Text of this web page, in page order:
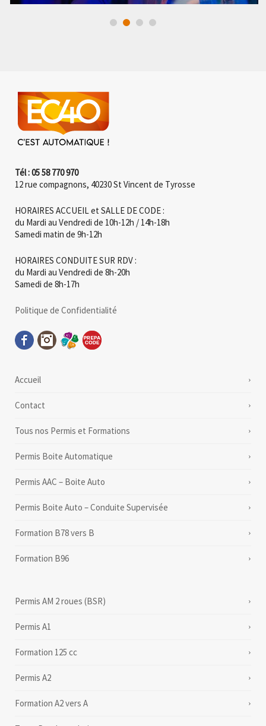
Tél : 05 58 770 970
12 rue compagnons, 40230 St Vincent de Tyrosse
HORAIRES ACCUEIL et SALLE DE CODE :
du Mardi au Vendredi de 10h-12h / 14h-18h
Samedi matin de 9h-12h
HORAIRES CONDUITE SUR RDV :
du Mardi au Vendredi de 8h-20h
Samedi de 8h-17h
Politique de Confidentialité
Accueil
Contact
Tous nos Permis et Formations
Permis Boite Automatique
Permis AAC – Boite Auto
Permis Boite Auto – Conduite Supervisée
Formation B78 vers B
Formation B96
Permis AM 2 roues (BSR)
Permis A1
Formation 125 cc
Permis A2
Formation A2 vers A